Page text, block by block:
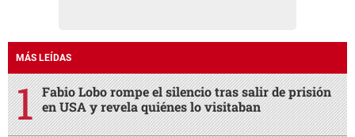
MÁS LEÍDAS
Fabio Lobo rompe el silencio tras salir de prisión
en USA y revela quiénes lo visitaban